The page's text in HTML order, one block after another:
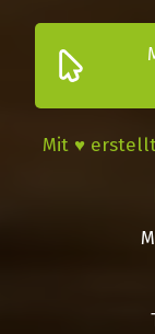
Mit ♥